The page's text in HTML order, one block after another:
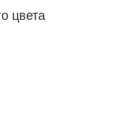
цвета